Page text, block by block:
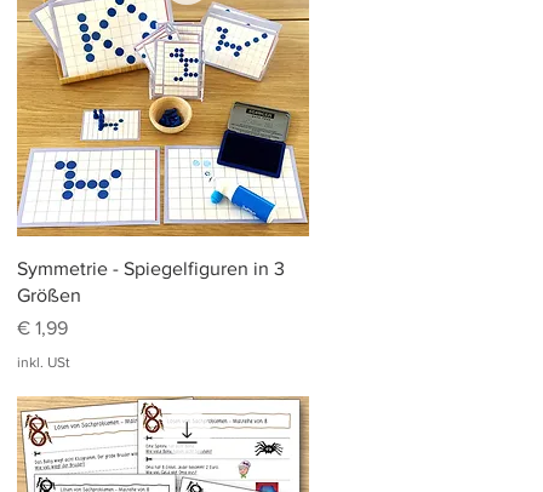
Schnellansicht
Symmetrie - Spiegelfiguren in 3
Größen
Preis
€ 1,99
inkl. USt